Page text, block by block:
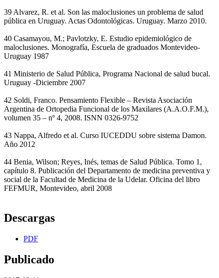
39 Alvarez, R. et al. Son las maloclusiones un problema de salud
pública en Uruguay. Actas Odontológicas. Uruguay. Marzo 2010.
40 Casamayou, M.; Pavlotzky, E. Estudio epidemiológico de
maloclusiones. Monografía, Escuela de graduados Montevideo-
Uruguay 1987
41 Ministerio de Salud Pública, Programa Nacional de salud bucal.
Uruguay -Diciembre 2007
42 Soldi, Franco. Pensamiento Flexible – Revista Asociación
Argentina de Ortopedia Funcional de los Maxilares (A.A.O.F.M.),
volumen 35 – nº 4, 2008. ISNN 0326-9752
43 Nappa, Alfredo et al. Curso IUCEDDU sobre sistema Damon.
Año 2012
44 Benia, Wilson; Reyes, Inés, temas de Salud Pública. Tomo 1,
capítulo 8. Publicación del Departamento de medicina preventiva y
social de la Facultad de Medicina de la Udelar. Oficina del libro
FEFMUR, Montevideo, abril 2008
Descargas
PDF
Publicado